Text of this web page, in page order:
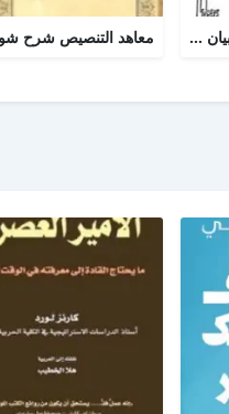
المصباح في المعاني والبيان والبديع